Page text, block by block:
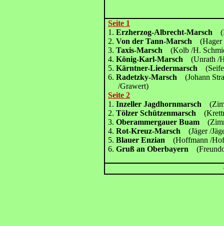
Seite 1
1. Erzherzog-Albrecht-Marsch
2.Von der Tann-Marsch
3.Taxis-Marsch(Kolb /H.
4.König-Karl-Marsch(Unrath /
5.Kärntner-Liedermarsch
6.Radetzky-Marsch(Johann
/Grawert)
Seite 2
1.Inzeller Jagdhornmarsch
2.Tölzer Schützenmarsch
3.Oberammergauer Buam
4.Rot-Kreuz-Marsch(Jäger /
5.Blauer Enzian(Hoffmann /
6.Gruß an Oberbayern